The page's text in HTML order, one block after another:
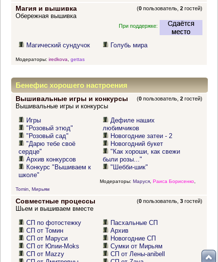
Магия и вышивка (0 пользователь,2 гостей)
Обережная вышивка
При поддержке:
Магический сундучок Голубь мира
Модераторы: iredkova gettas
Бенефис хорошего настроения
Вышивальные игры и конкурсы (0 пользователь,2 гостей)
Вышивальные игры и конкурсы
Игры
"Розовый этюд"
"Розовый сад"
"Дарю тебе своё
сердце"
Архив конкурсов
Конкурс "Вышиваем к
школе"
Дефиле наших
любимчиков
Новогодние затеи - 2
Новогодний букет
"Как хороши, как свежи
были розы..."
"Шебби-шик"
Модераторы: Маруся, Раиса Борисенко,
Tomin
Мирьям
Совместные процессы (0 пользователь,3 гостей)
Шьем и вышиваем вместе
СП по фотостежку
СП от Томин
СП от Маруси
СП от Юлии-Moks
СП от Mazzy
Пасхальные СП
Архив
Новогодние СП
Сумки от Мирьям
СП от Лены-anibell